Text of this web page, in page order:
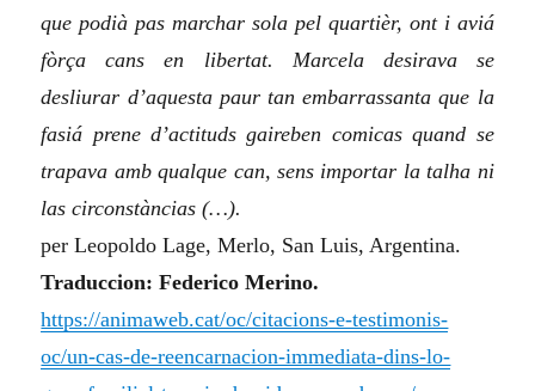
que podià pas marchar sola pel quartièr, ont i aviá
fòrça cans en libertat. Marcela desirava se
desliurar d’aquesta paur tan embarrassanta que la
fasiá prene d’actituds gaireben comicas quand se
trapava amb qualque can, sens importar la talha ni
las circonstàncias (…).
per Leopoldo Lage, Merlo, San Luis, Argentina.
Traduccion: Federico Merino.
https://animaweb.cat/oc/citacions-e-testimonis-
oc/un-cas-de-reencarnacion-immediata-dins-lo-